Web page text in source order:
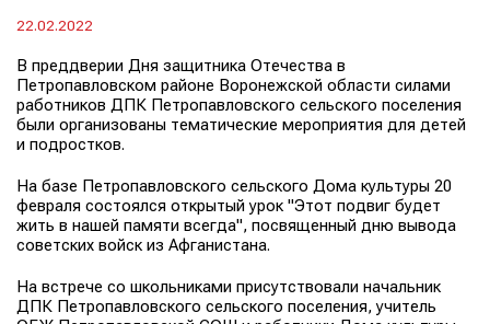
22.02.2022
В преддверии Дня защитника Отечества в
Петропавловском районе Воронежской области силами
работников ДПК Петропавловского сельского поселения
были организованы тематические мероприятия для детей
и подростков.
На базе Петропавловского сельского Дома культуры 20
февраля состоялся открытый урок "Этот подвиг будет
жить в нашей памяти всегда", посвященный дню вывода
советских войск из Афганистана.
На встрече со школьниками присутствовали начальник
ДПК Петропавловского сельского поселения, учитель